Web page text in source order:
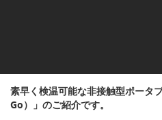
素早く検温可能な非接触型ポータ
Go）」のご紹介です。